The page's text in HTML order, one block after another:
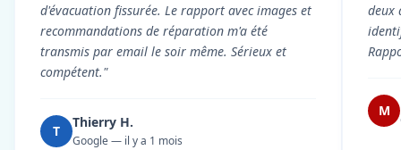
d'évacuation fissurée. Le rapport avec images et
recommandations de réparation m'a été
transmis par email le soir même. Sérieux et
compétent."
T
Thierry H.
Google — il y a 1 mois
deux
M